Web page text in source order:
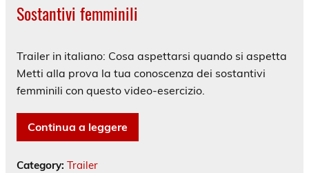
Sostantivi femminili
Trailer in italiano: Cosa aspettarsi quando si aspetta
Metti alla prova la tua conoscenza dei sostantivi
femminili con questo video-esercizio.
Continua a leggere
Category: Trailer